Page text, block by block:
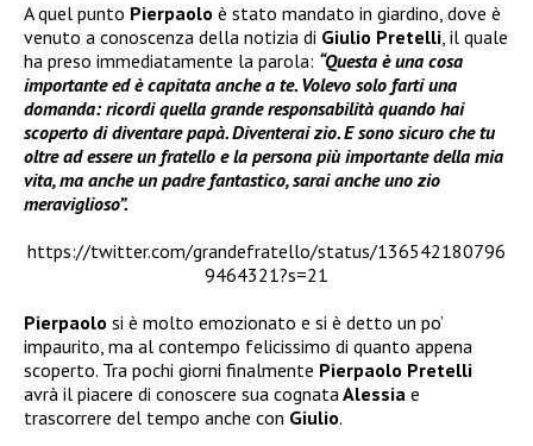
A quel punto Pierpaolo è stato mandato in giardino, dove è
venuto a conoscenza della notizia di Giulio Pretelli, il quale
ha preso immediatamente la parola: “Questa è una cosa
importante ed è capitata anche a te. Volevo solo farti una
domanda: ricordi quella grande responsabilità quando hai
scoperto di diventare papà. Diventerai zio. E sono sicuro che tu
oltre ad essere un fratello e la persona più importante della mia
vita, ma anche un padre fantastico, sarai anche uno zio
meraviglioso”.
https://twitter.com/grandefratello/status/136542180796
9464321?s=21
Pierpaolo si è molto emozionato e si è detto un po’
impaurito, ma al contempo felicissimo di quanto appena
scoperto. Tra pochi giorni finalmente Pierpaolo Pretelli
avrà il piacere di conoscere sua cognataAlessia e
trascorrere del tempo anche con Giulio.